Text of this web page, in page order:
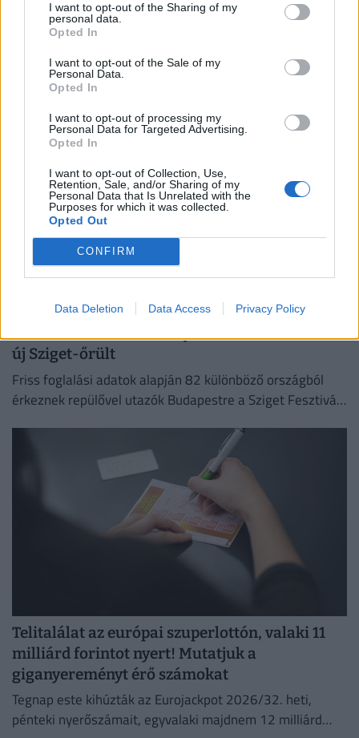
I want to opt-out of the Sharing of my
personal data.
Opted In
I want to opt-out of the Sale of my
Personal Data.
Opted In
I want to opt-out of processing my
Personal Data for Targeted Advertising.
Opted In
I want to opt-out of Collection, Use,
Retention, Sale, and/or Sharing of my
Personal Data that Is Unrelated with the
Purposes for which it was collected.
Opted Out
CONFIRM
Data Deletion Data Access Privacy Policy
Láthatatlan méreg szivárog a Dunába: a
gyanútlan sétálók és a fesztiválozók is
veszélyben lehetnek
A rendkívül alacsony vízállás miatt ismét rákkeltő és
Óbudai Gázgyár területéről.
Szabályosan megrohanják Budapestet a
új Sziget-őrült
Friss foglalási adatok alapján 82 különböző országból
érkeznek repülővel utazók Budapestre a Sziget Fesztivál
Telitalálat az európai szuperlottón, valaki 11
milliárd forintot nyert! Mutatjuk a
giganyereményt érő számokat
Tegnap este kihúzták az Eurojackpot 2026/32. heti,
pénteki nyerőszámait, egyvalaki majdnem 12 milliárd